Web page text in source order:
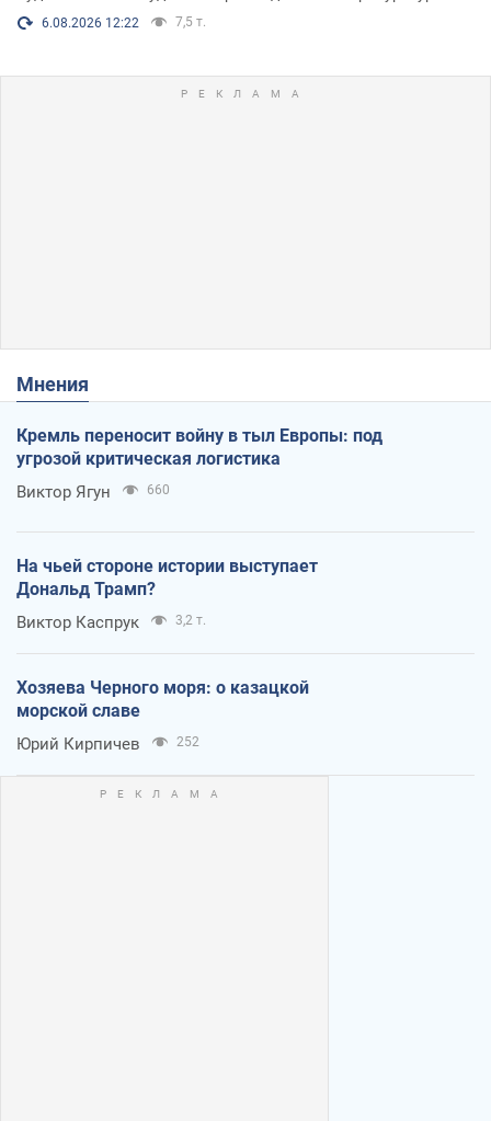
6.08.2026 12:22 7,5 т.
Мнения
Кремль переносит войну в тыл Европы: под
угрозой критическая логистика
Виктор Ягун 660
На чьей стороне истории выступает
Дональд Трамп?
Виктор Каспрук 3,2 т.
Хозяева Черного моря: о казацкой
морской славе
Юрий Кирпичев 252